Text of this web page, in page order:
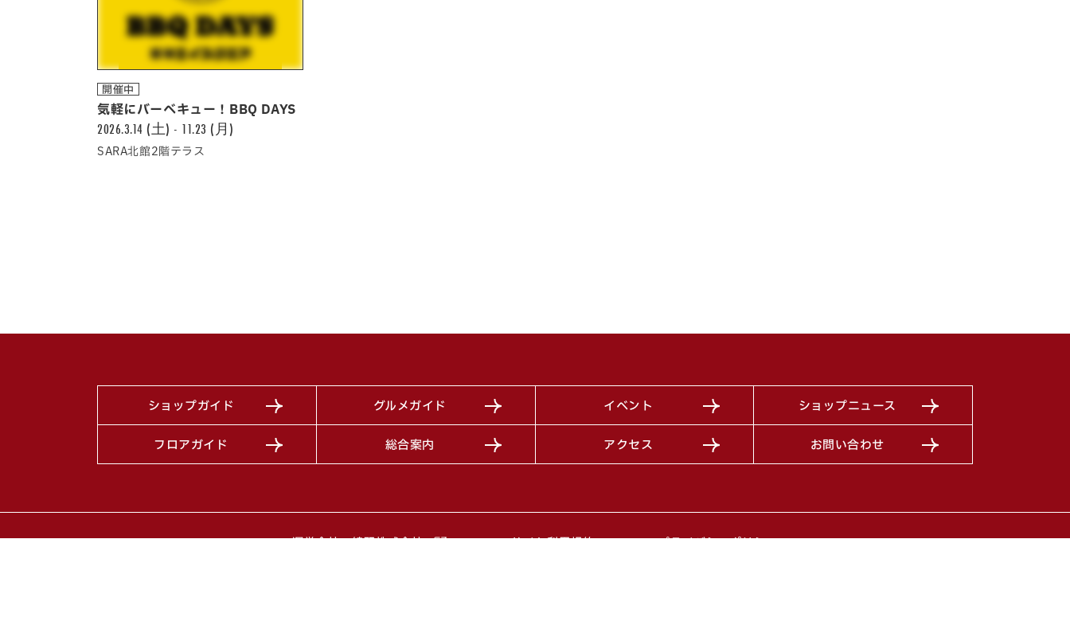
開催中
気軽にバーべキュー！BBQ DAYS
2026.3.14 (土) - 11.23 (月)
SARA北館2階テラス
ショップガイド グルメガイド イベント ショップニュース
フロアガイド 総合案内 アクセス お問い合わせ
（別ウィンドウで開きます）